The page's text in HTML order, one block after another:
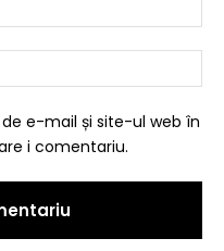
e-mail și site-ul web în
i comentariu.